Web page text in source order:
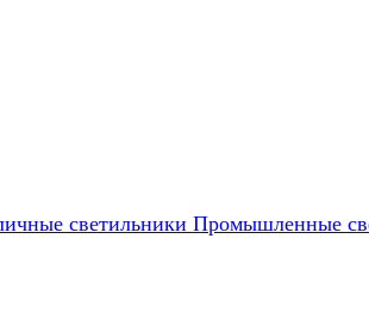
светильники Промышленные